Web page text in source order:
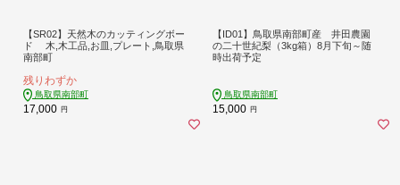
【SR02】天然木のカッティングボー
ド 木,木工品,お皿,プレート,鳥取県
南部町
残りわずか
鳥取県南部町
17,000 円
【ID01】鳥取県南部町産 井田農園
の二十世紀梨（3kg箱）8月下旬～随
時出荷予定
鳥取県南部町
15,000 円